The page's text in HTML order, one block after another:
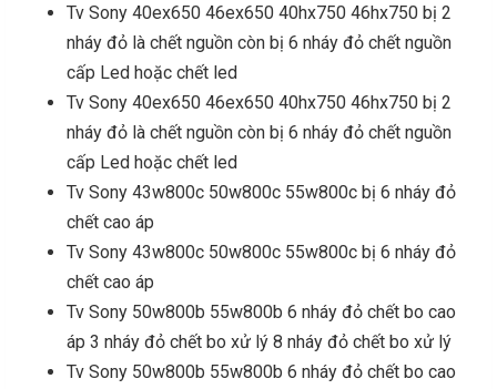
Tv Sony 40ex650 46ex650 40hx750 46hx750 bị 2
nháy đỏ là chết nguồn còn bị 6 nháy đỏ chết nguồn
cấp Led hoặc chết led
Tv Sony 40ex650 46ex650 40hx750 46hx750 bị 2
nháy đỏ là chết nguồn còn bị 6 nháy đỏ chết nguồn
cấp Led hoặc chết led
Tv Sony 43w800c 50w800c 55w800c bị 6 nháy đỏ
chết cao áp
Tv Sony 43w800c 50w800c 55w800c bị 6 nháy đỏ
chết cao áp
Tv Sony 50w800b 55w800b 6 nháy đỏ chết bo cao
áp 3 nháy đỏ chết bo xử lý 8 nháy đỏ chết bo xử lý
Tv Sony 50w800b 55w800b 6 nháy đỏ chết bo cao